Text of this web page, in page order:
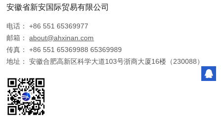
安徽省新安国际贸易有限公司
电话： +86 551 65369977
邮箱：about@ahxinan.com
传真： +86 551 65369988 65369989
地址： 安徽合肥高新区科学大道103号浙商大厦16楼（230088）